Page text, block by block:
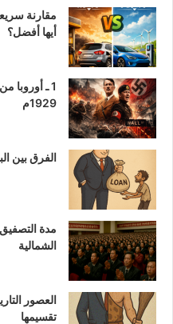
مقارنة
أيها أفضل؟
1 ـ أوروبا
1929م
الفرق بين
مدة
الشمالية
العصور
تقسيمها